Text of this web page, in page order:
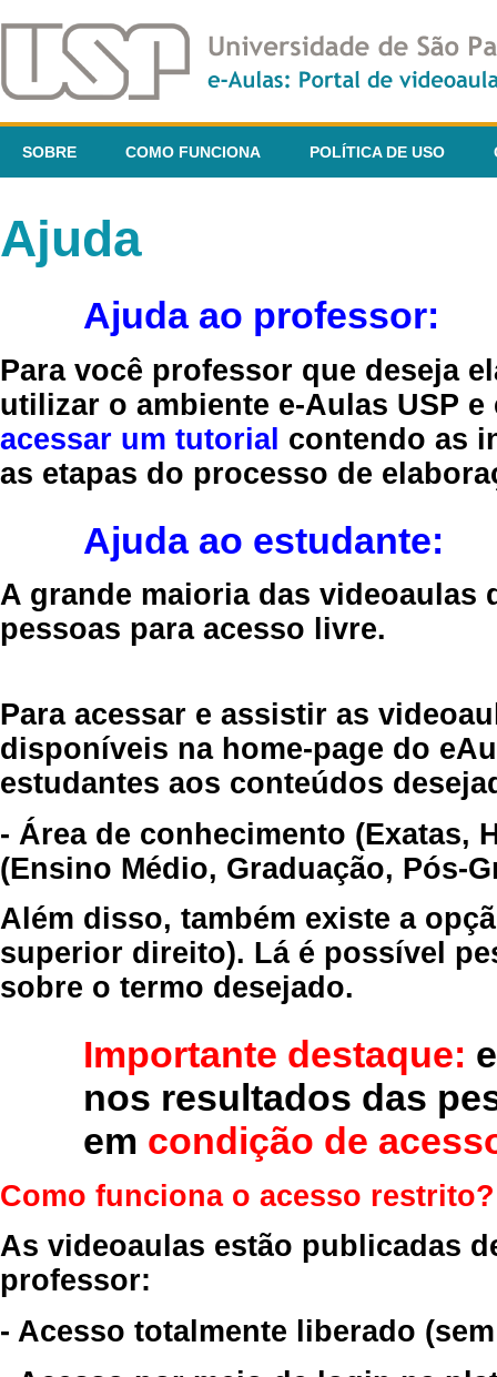
SOBRE COMO FUNCIONA POLÍTICA DE USO
Ajuda
Ajuda ao professor:
Para você professor que deseja
utilizar o ambiente e-Aulas USP
acessar um tutorial contendo as
as etapas do processo de
Ajuda ao estudante:
A grande maioria das videoaulas
pessoas para acesso livre.
Para acessar e assistir as
disponíveis na home-page do
estudantes aos conteúdos
- Área de conhecimento (Exatas,
(Ensino Médio, Graduação, Pós-
Além disso, também existe a
superior direito). Lá é possível
sobre o termo desejado.
Importante destaque:
nos resultados das
em condição de
Como funciona o acesso restrito?
As videoaulas estão publicadas
professor:
- Acesso totalmente liberado